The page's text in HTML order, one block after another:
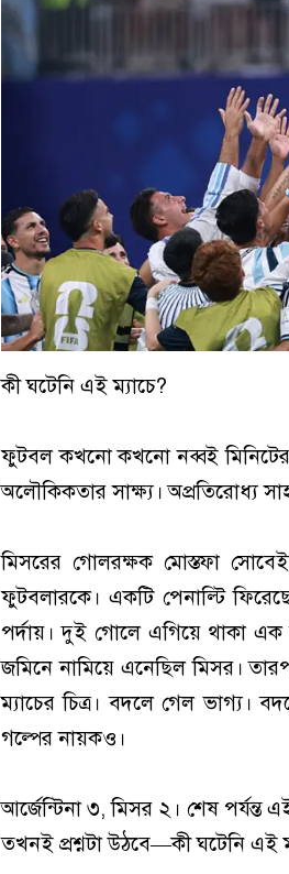
কী ঘটেনি এই ম্যাচে?
ফুটবল কখনো কখনো নব্বই
অলৌকিকতার সাক্ষ্য। অপ্রতিরোধ্য
মিসরের গোলরক্ষক মোস্তফা
ফুটবলারকে। একটি পেনাল্টি
পর্দায়। দুই গোলে এগিয়ে থাকা এক
জমিনে নামিয়ে এনেছিল মিসর।
ম্যাচের চিত্র। বদলে গেল ভাগ্য।
গল্পের নায়কও।
আর্জেন্টিনা ৩, মিসর ২। শেষ
তখনই প্রশ্নটা উঠবে—কী ঘটেনি এই